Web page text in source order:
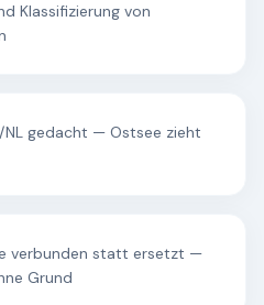
Klassifizierung von
NL gedacht — Ostsee zieht
verbunden statt ersetzt —
Grund